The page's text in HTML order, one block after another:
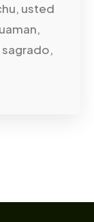
usted